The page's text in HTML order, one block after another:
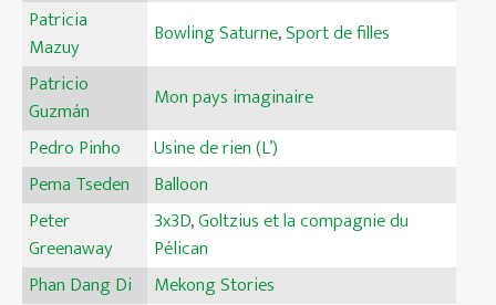
Patricia
Mazuy
Bowling Saturne,Sport de filles
Patricio
Guzmán
Mon pays imaginaire
Pedro Pinho
Usine de rien (L’)
Pema Tseden
Balloon
Peter
Greenaway
3x3D,Goltzius et la compagnie du
Pélican
Phan Dang Di
Mekong Stories